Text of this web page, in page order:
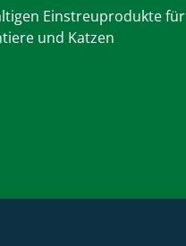
Einstreuprodukte für
und Katzen